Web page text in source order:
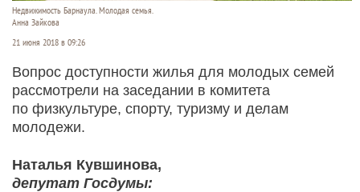
Недвижимость Барнаула. Молодая семья.
Анна Зайкова
21 июня 2018 в 09:26
Вопрос доступности жилья для молодых семей
рассмотрели на заседании в комитета
по физкультуре, спорту, туризму и делам
молодежи.
Наталья Кувшинова,
депутат Госдумы: